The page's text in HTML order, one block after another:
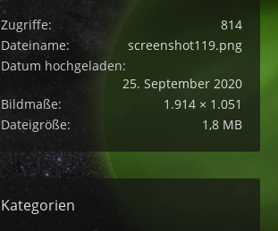
Zugriffe
814
Dateiname
screenshot119.png
Datum hochgeladen
25. September 2020
Bildmaße
1.914 × 1.051
Dateigröße
1,8 MB
Kategorien